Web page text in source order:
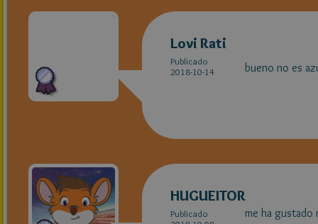
Lovi Rati
Publicado
2018-10-14
bueno no es
HUGUEITOR
Publicado
me ha gustado